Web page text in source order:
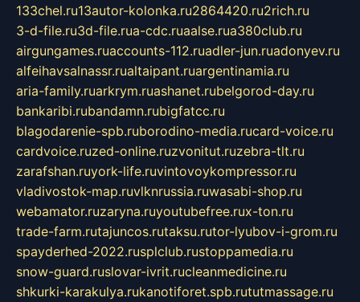
133chel.ru13autor-kolonka.ru2864420.ru2rich.ru
3-d-file.ru3d-file.rua-cdc.ruaalse.rua380club.ru
airgungames.ruaccounts-112.ruadler-jun.ruadonyev.ru
alfeihavsalnassr.rualtaipant.ruargentinamia.ru
aria-family.ruarkrym.ruashanet.rubelgorod-day.ru
bankaribi.rubandamn.rubigfatcc.ru
blagodarenie-spb.ruborodino-media.rucard-voice.ru
cardvoice.ruzed-online.ruzvonitut.ruzebra-tlt.ru
zarafshan.ruyork-life.ruvintovoykompressor.ru
vladivostok-map.ruvlknrussia.ruwasabi-shop.ru
webamator.ruzaryna.ruyoutubefree.rux-ton.ru
trade-farm.rutajuncos.rutaksu.rutor-lyubov-i-grom.ru
spayderhed-2022.rusplclub.rustoppamedia.ru
snow-guard.ruslovar-ivrit.rucleanmedicine.ru
shkurki-karakulya.rukanotiforet.spb.rututmassage.ru